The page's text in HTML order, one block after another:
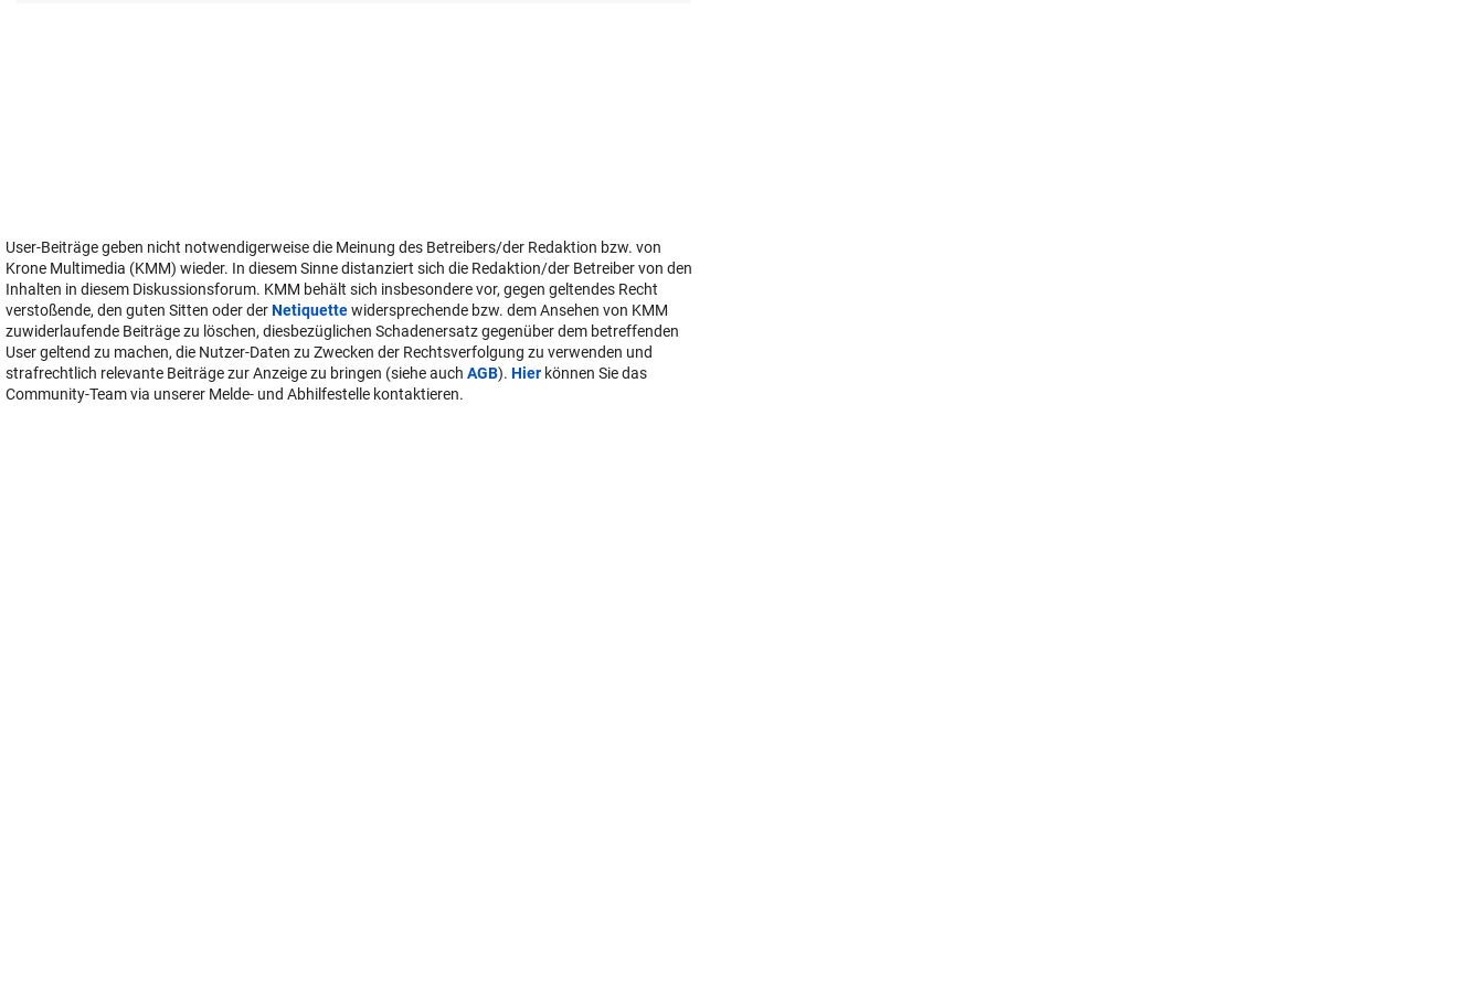
User-Beiträge geben nicht notwendigerweise die Meinung des Betreibers/der Redaktion bzw. von
Krone Multimedia (KMM) wieder. In diesem Sinne distanziert sich die Redaktion/der Betreiber von den
Inhalten in diesem Diskussionsforum. KMM behält sich insbesondere vor, gegen geltendes Recht
verstoßende, den guten Sitten oder derNetiquettewidersprechende bzw. dem Ansehen von KMM
zuwiderlaufende Beiträge zu löschen, diesbezüglichen Schadenersatz gegenüber dem betreffenden
User geltend zu machen, die Nutzer-Daten zu Zwecken der Rechtsverfolgung zu verwenden und
strafrechtlich relevante Beiträge zur Anzeige zu bringen (siehe auch AGB). Hier können Sie das
Community-Team via unserer Melde- und Abhilfestelle kontaktieren.